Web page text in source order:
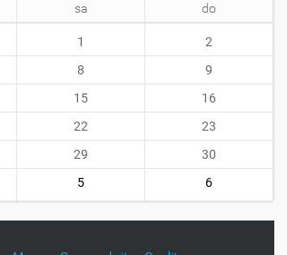
sa do
1
2
8
9
15
16
22
23
29
30
5 6